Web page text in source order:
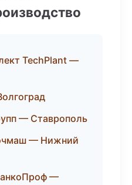
TechPlant —
— Ставрополь
— Нижний
—